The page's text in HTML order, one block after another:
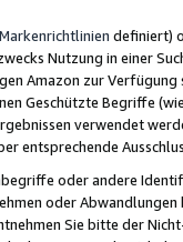
Markenrichtlinien definiert)
Nutzung in einer
Amazon zur
Geschützte Begriffe
verwendet
entsprechende
oder andere
oder
Sie bitte der